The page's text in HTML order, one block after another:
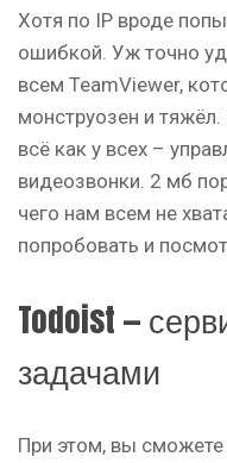
Хотя по IP вроде
ошибкой. Уж точно
всем TeamViewer,
монструозен и
всё как у всех –
видеозвонки. 2 мб
чего нам всем не
попробовать и
Todoist —
задачами
При этом, вы сможете